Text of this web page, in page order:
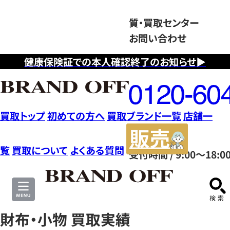
健康保険証での本人確認終了のお知らせ▶
質・買取センター
お問い合わせ
フ
リ
ー
ダ
イ
ヤ
ル
0120604117
受付時間 / 9:00～
買取トップ初めての方へ 買取ブランド一覧店舗一
覧 買取について よくある質問
サ
財布・小物 買取実績